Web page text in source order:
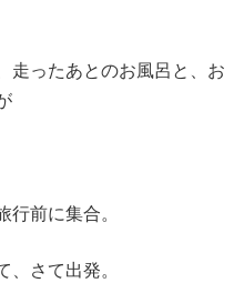
走ったあとのお風呂と、お
前に集合。
さて出発。